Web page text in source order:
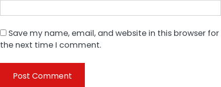
Save my name, email, and website in this browser for
the next time I comment.